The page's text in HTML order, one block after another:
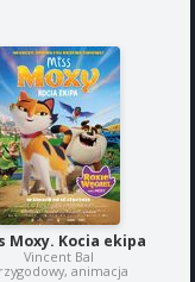
Moxy. Kocia ekipa
Vincent Bal
animacja